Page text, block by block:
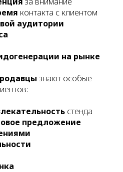
контакта с клиентом
аудитории
на рынке
знают особые
стенда
предложение